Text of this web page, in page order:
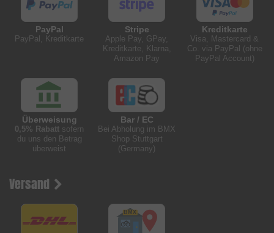
PayPal
PayPal, Kreditkarte
Stripe
Apple Pay, GPay,
Kreditkarte, Klarna,
Amazon Pay
Kreditkarte
Visa, Mastercard &
Co. via PayPal (ohne
PayPal Account)
Überweisung
0,5% Rabatt sofern
du uns den Betrag
überweist
Bar / EC
Bei Abholung im BMX
Shop Stuttgart
(Germany)
Versand